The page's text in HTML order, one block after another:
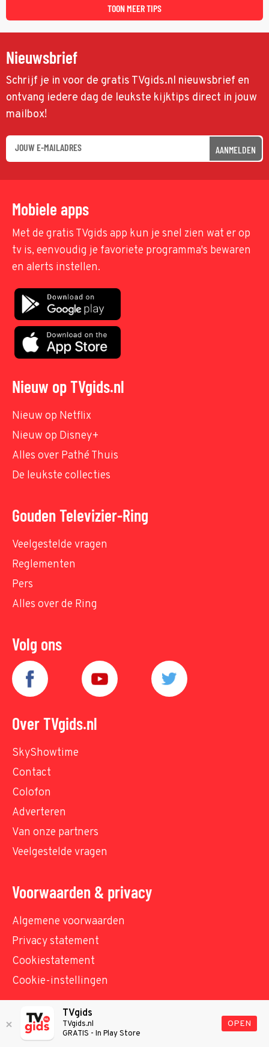
TOON MEER TIPS
Nieuwsbrief
Schrijf je in voor de gratis TVgids.nl nieuwsbrief en
ontvang iedere dag de leukste kijktips direct in jouw
mailbox!
AANMELDEN
Mobiele apps
Met de gratis TVgids app kun je snel zien wat er op
tv is, eenvoudig je favoriete programma's bewaren
en alerts instellen.
Nieuw op TVgids.nl
Nieuw op Netflix
Nieuw op Disney+
Alles over Pathé Thuis
De leukste collecties
Gouden Televizier-Ring
Veelgestelde vragen
Reglementen
Pers
Alles over de Ring
Volg ons
Over TVgids.nl
SkyShowtime
Contact
Colofon
Adverteren
Van onze partners
Veelgestelde vragen
Voorwaarden & privacy
Algemene voorwaarden
Privacy statement
Cookiestatement
Cookie-instellingen
© TVgids.nl 2026 - All rights reserved. No text and
datamining.
TVgids
TVgids.nl
GRATIS - In Play Store
OPEN